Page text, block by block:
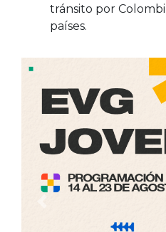
tránsito por
países.